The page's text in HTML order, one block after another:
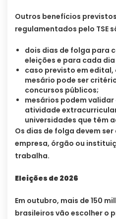
Outros benefícios
regulamentados pelo TSE
dois dias de folga para
eleições e para cada
caso previsto em
mesário pode ser
concursos públicos;
mesários podem
atividade
universidades que têm
Os dias de folga devem
empresa, órgão ou
trabalha.
Eleições de 2026
Em outubro, mais de 150
brasileiros vão escolher o